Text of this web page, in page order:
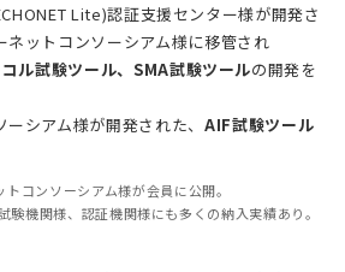
Lite)認証支援センター様が開発さ
ネットコンソーシアム様に移管され
ル試験ツール、SMA試験ツールの開発を
シアム様が開発された、 AIF試験ツール
コンソーシアム様が会員に公開。
機関様、認証機関様にも多くの納入実績あり。